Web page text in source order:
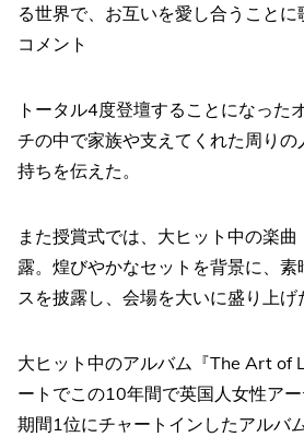
る世界で、お互いを愛し合うことに
コメント
トータル4度登壇することになった
チの中で家族や支えてくれた周り
持ちを伝えた。
また授賞式では、大ヒット中の楽
露。煌びやかなセットを背景に、
スを披露し、会場を大いに盛り上げ
大ヒット中のアルバム『The Art of
ートでこの10年間で英国人女性ア
期間1位にチャートインしたアルバ